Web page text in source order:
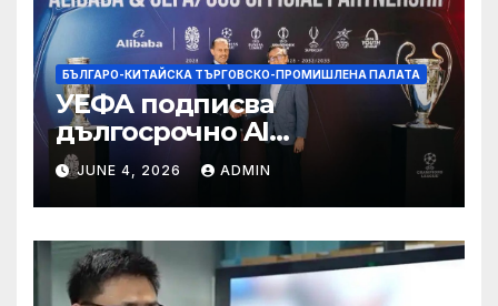
БЪЛГАРО-КИТАЙСКА ТЪРГОВСКО-ПРОМИШЛЕНА ПАЛАТА
УЕФА подписва
дългосрочно AI
партньорство с Alibaba
JUNE 4, 2026 ADMIN